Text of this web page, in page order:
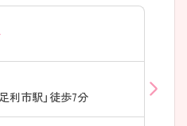
利市駅」徒歩7分